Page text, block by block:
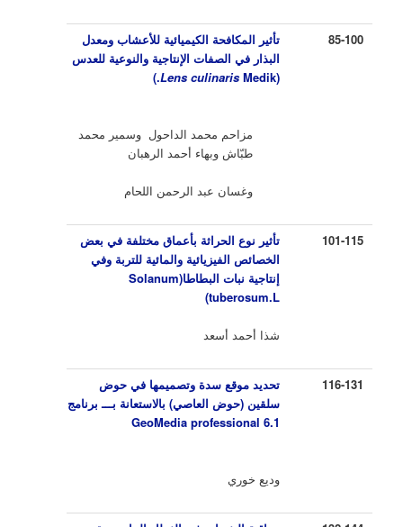
85-100
تأثير المكافحة الكيميائية للأعشاب ومعدل
البذار في الصفات الإنتاجية والنوعية للعدس
(
Lens culinarisMedik.
)
مزاحم محمد الداحول وسمير محمد
طبّاش وبهاء أحمد الرهبان
وغسان عبد الرحمن اللحام
101-115
تأثير نوع الحراثة بأعماق مختلفة في بعض
الخصائص الفيزيائية والمائية للتربة وفي
إنتاجية نبات البطاطا(Solanum
tuberosum.L
)
شذا أحمد أسعد
116-131
تحديد موقع سدة وتصميمها في حوض
سلقين (حوض العاصي) بالاستعانة بـــ برنامج
GeoMedia professional 6.1
وديع خوري